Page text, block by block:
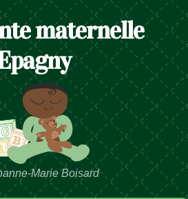
maternelle
Marie Boisard